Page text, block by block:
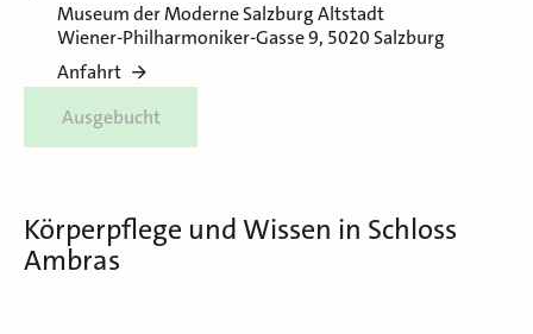
Museum der Moderne Salzburg Altstadt
Wiener-Philharmoniker-Gasse 9, 5020 Salzburg
Anfahrt
Ausgebucht
Körperpflege und Wissen in Schloss
Ambras